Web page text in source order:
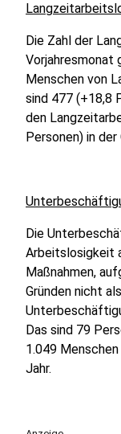
Die Zahl der
Vorjahresmonat
Menschen von
sind 477 (+18,8
den
Personen) in
Die
Arbeitslosigkeit
Maßnahmen,
Gründen nicht
Das sind 79
1.049
Jahr.